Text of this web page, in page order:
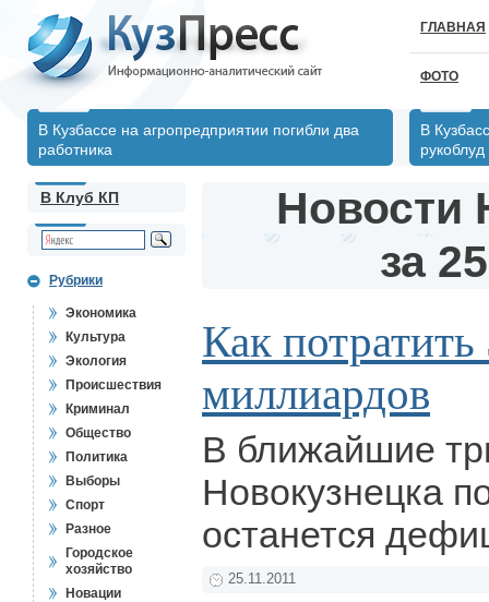
ГЛАВНАЯ
ФОТО
В Кузбассе на агропредприятии погибли два
работника
В
рукоблуд
В Клуб КП
Рубрики
Экономика
Культура
Экология
Происшествия
Криминал
Общество
Политика
Выборы
Спорт
Разное
Городское
хозяйство
Новации
Новости
за
Как потратить
миллиардов
В ближайшие
Новокузнецка
останется
25.11.2011